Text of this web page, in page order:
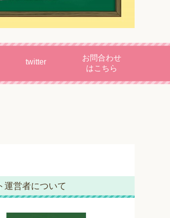
twitter
お問合わせ
はこちら
運営者について